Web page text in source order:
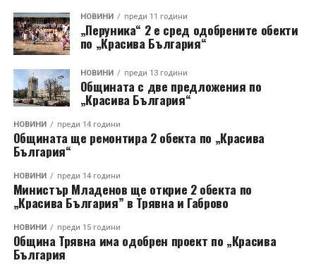
НОВИНИ преди 11 години
„Перуника“ 2 е сред одобрените обекти
по „Красива България“
НОВИНИ преди 13 години
Общината с две предложения по
„Красива България“
НОВИНИ преди 14 години
Общината ще ремонтира 2 обекта по „Красива
България“
НОВИНИ преди 14 години
Министър Младенов ще открие 2 обекта по
„Красива България” в Трявна и Габрово
НОВИНИ преди 15 години
Община Трявна има одобрен проект по „Красива
България